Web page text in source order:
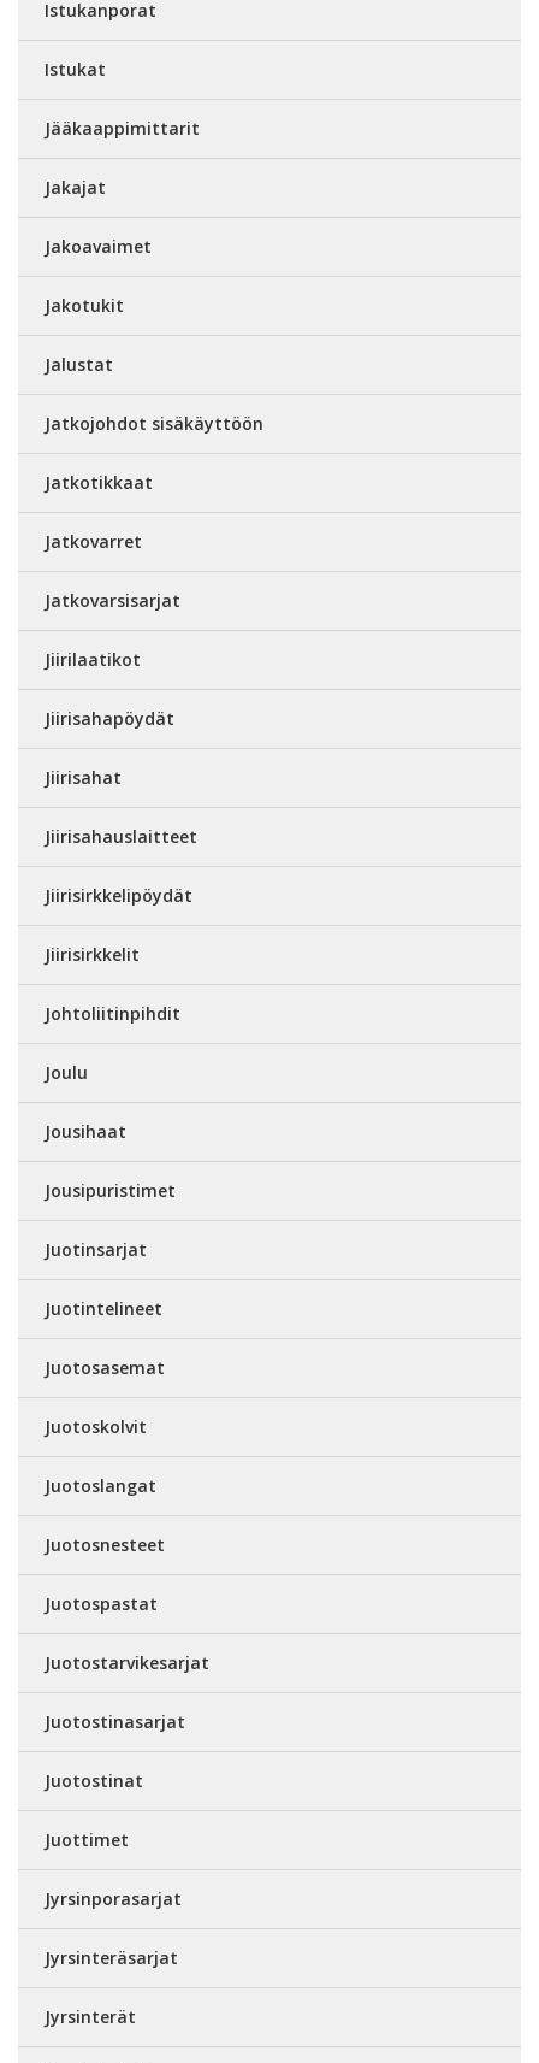
Istukanporat
Istukat
Jääkaappimittarit
Jakajat
Jakoavaimet
Jakotukit
Jalustat
Jatkojohdot sisäkäyttöön
Jatkotikkaat
Jatkovarret
Jatkovarsisarjat
Jiirilaatikot
Jiirisahapöydät
Jiirisahat
Jiirisahauslaitteet
Jiirisirkkelipöydät
Jiirisirkkelit
Johtoliitinpihdit
Joulu
Jousihaat
Jousipuristimet
Juotinsarjat
Juotintelineet
Juotosasemat
Juotoskolvit
Juotoslangat
Juotosnesteet
Juotospastat
Juotostarvikesarjat
Juotostinasarjat
Juotostinat
Juottimet
Jyrsinporasarjat
Jyrsinteräsarjat
Jyrsinterät